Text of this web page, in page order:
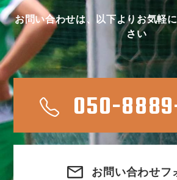
お問い合わせは、以下よりお気軽
さい
050-
お問い合わせフ